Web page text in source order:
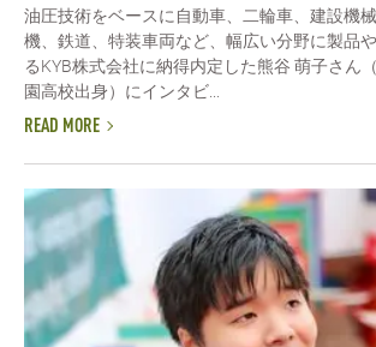
油圧技術をベースに自動車、二輪車、建設機
機、鉄道、特装車両など、幅広い分野に製品
るKYB株式会社に納得内定した熊谷 萌子さん
園高校出身）にインタビ...
READ MORE